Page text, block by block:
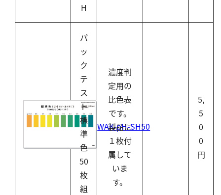
H
WAK-pH-SH50
パ
ッ
ク
テ
ス
ト
標
準
色
50
枚
組
濃度判
定用の
比色表
です。
製品に
１枚付
属して
いま
す。
5,
5
0
0
円